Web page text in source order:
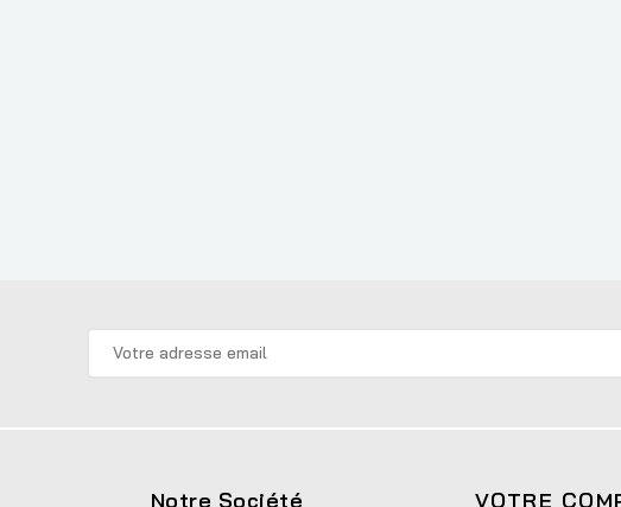
Notre Société VOTRE